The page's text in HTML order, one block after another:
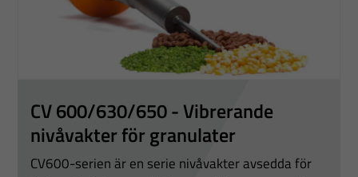
CV 600/630/650 - Vibrerande
nivåvakter för granulater
CV600-serien är en serie nivåvakter avsedda för